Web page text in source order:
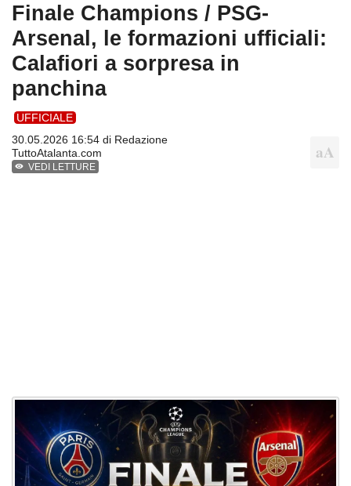
Finale Champions / PSG-
Arsenal, le formazioni ufficiali:
Calafiori a sorpresa in
panchina
UFFICIALE
30.05.2026 16:54 di Redazione
TuttoAtalanta.com
VEDI LETTURE